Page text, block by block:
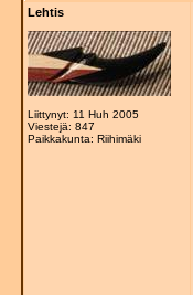
Lehtis
Liittynyt: 11 Huh 2005
Viestejä: 847
Paikkakunta: Riihimäki